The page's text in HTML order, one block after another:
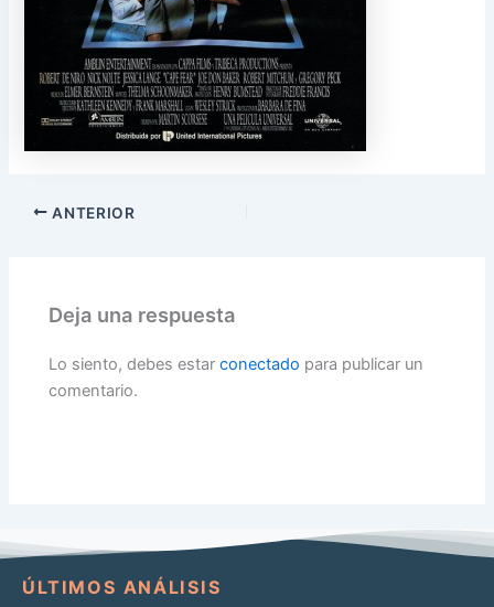
ANTERIOR
Deja una respuesta
Lo siento, debes estarconectado para publicar un
comentario.
ÚLTIMOS ANÁLISIS